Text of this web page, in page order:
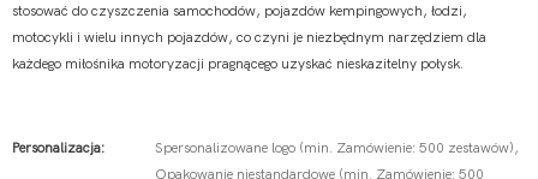
stosować do czyszczenia samochodów, pojazdów kempingowych, łodzi,
motocykli i wielu innych pojazdów, co czyni je niezbędnym narzędziem dla
każdego miłośnika motoryzacji pragnącego uzyskać nieskazitelny połysk.
Personalizacja:
Spersonalizowane logo (min. Zamówienie: 500 zestawów),
Opakowanie niestandardowe (min. Zamówienie: 500